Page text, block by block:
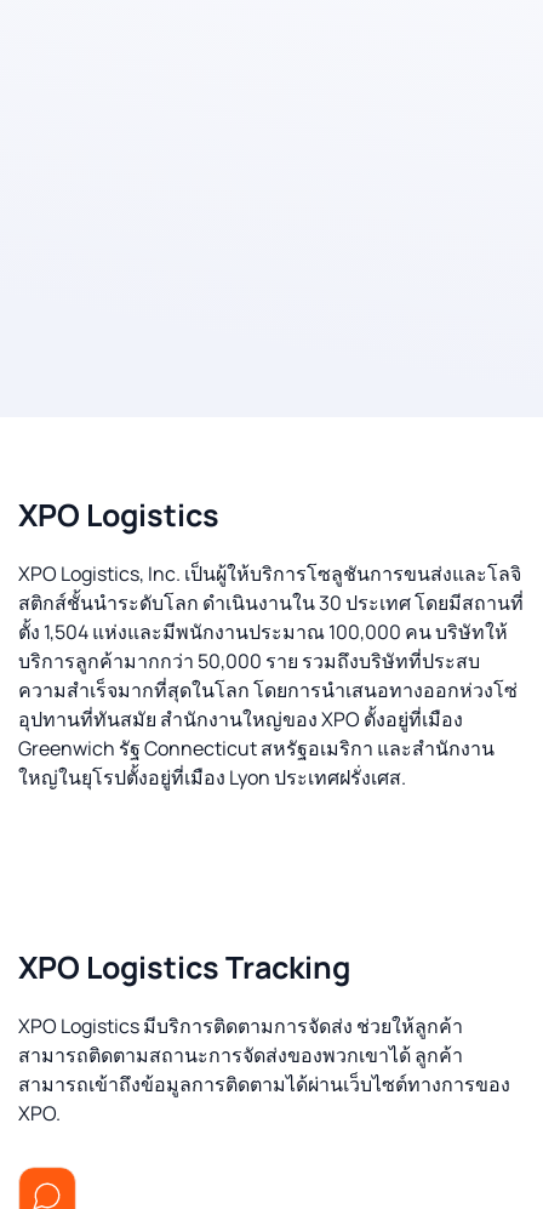
XPO Logistics
XPO Logistics, Inc. เป็นผู้ให้บริการโซลูชันการขนส่งและโลจิ
สติกส์ชั้นนำระดับโลก ดำเนินงานใน 30 ประเทศ โดยมีสถานที่
ตั้ง 1,504 แห่งและมีพนักงานประมาณ 100,000 คน บริษัทให้
บริการลูกค้ามากกว่า 50,000 ราย รวมถึงบริษัทที่ประสบ
ความสำเร็จมากที่สุดในโลก โดยการนำเสนอทางออกห่วงโซ่
อุปทานที่ทันสมัย สำนักงานใหญ่ของ XPO ตั้งอยู่ที่เมือง
Greenwich รัฐ Connecticut สหรัฐอเมริกา และสำนักงาน
ใหญ่ในยุโรปตั้งอยู่ที่เมือง Lyon ประเทศฝรั่งเศส.
XPO Logistics Tracking
XPO Logistics มีบริการติดตามการจัดส่ง ช่วยให้ลูกค้า
สามารถติดตามสถานะการจัดส่งของพวกเขาได้ ลูกค้า
สามารถเข้าถึงข้อมูลการติดตามได้ผ่านเว็บไซต์ทางการของ
XPO.